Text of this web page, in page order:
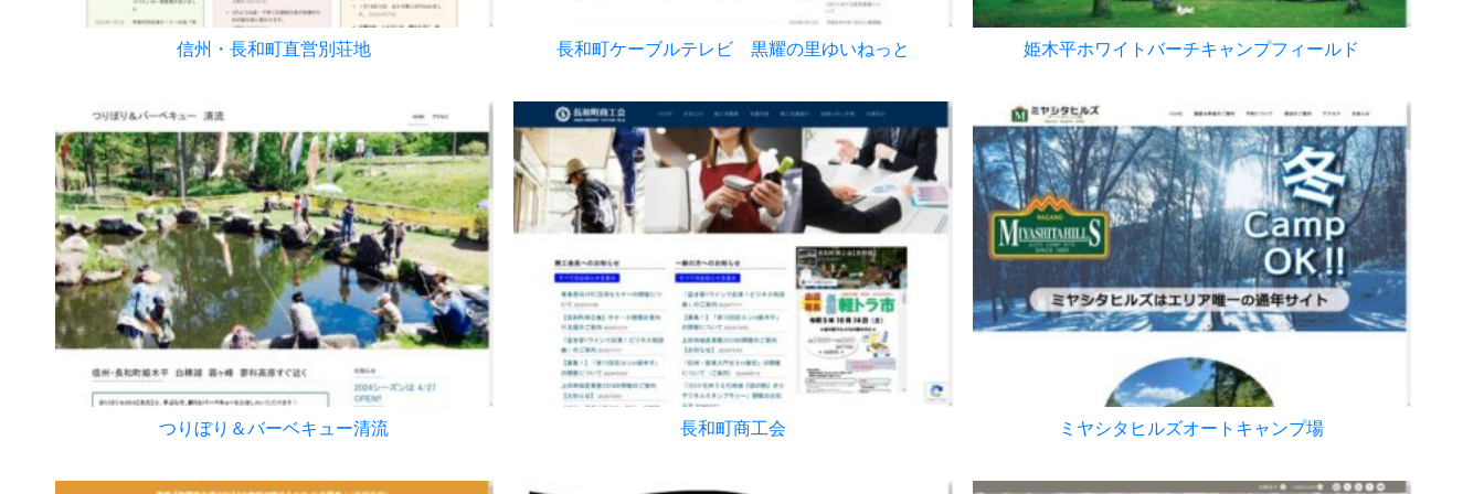
信州・長和町直営別荘地 長和町ケーブルテレビ 黒耀の里ゆいねっと 姫木平ホワイトバーチキャンプフィールド
つりぼり＆バーベキュー清流 長和町商工会 ミヤシタヒルズオートキャンプ場